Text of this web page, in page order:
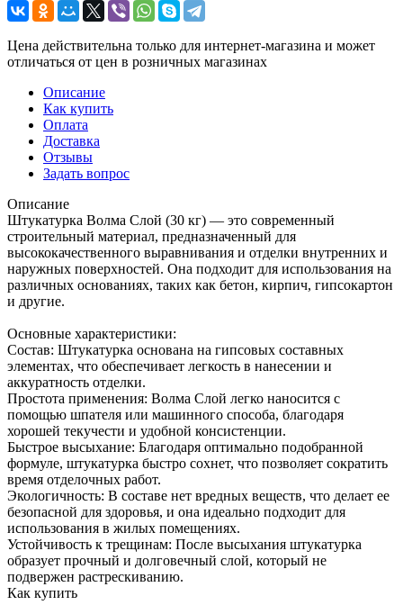
Цена действительна только для интернет-магазина и может
отличаться от цен в розничных магазинах
Описание
Как купить
Оплата
Доставка
Отзывы
Задать вопрос
Описание
Штукатурка Волма Слой (30 кг) — это современный
строительный материал, предназначенный для
высококачественного выравнивания и отделки внутренних и
наружных поверхностей. Она подходит для использования на
различных основаниях, таких как бетон, кирпич, гипсокартон
и другие.
Основные характеристики:
Состав: Штукатурка основана на гипсовых составных
элементах, что обеспечивает легкость в нанесении и
аккуратность отделки.
Простота применения: Волма Слой легко наносится с
помощью шпателя или машинного способа, благодаря
хорошей текучести и удобной консистенции.
Быстрое высыхание: Благодаря оптимально подобранной
формуле, штукатурка быстро сохнет, что позволяет сократить
время отделочных работ.
Экологичность: В составе нет вредных веществ, что делает ее
безопасной для здоровья, и она идеально подходит для
использования в жилых помещениях.
Устойчивость к трещинам: После высыхания штукатурка
образует прочный и долговечный слой, который не
подвержен растрескиванию.
Как купить